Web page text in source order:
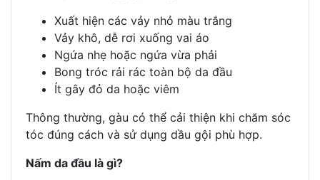
Xuất hiện các vảy nhỏ màu trắng
Vảy khô, dễ rơi xuống vai áo
Ngứa nhẹ hoặc ngứa vừa phải
Bong tróc rải rác toàn bộ da đầu
Ít gây đỏ da hoặc viêm
Thông thường, gàu có thể cải thiện khi chăm sóc
tóc đúng cách và sử dụng dầu gội phù hợp.
Nấm da đầu là gì?